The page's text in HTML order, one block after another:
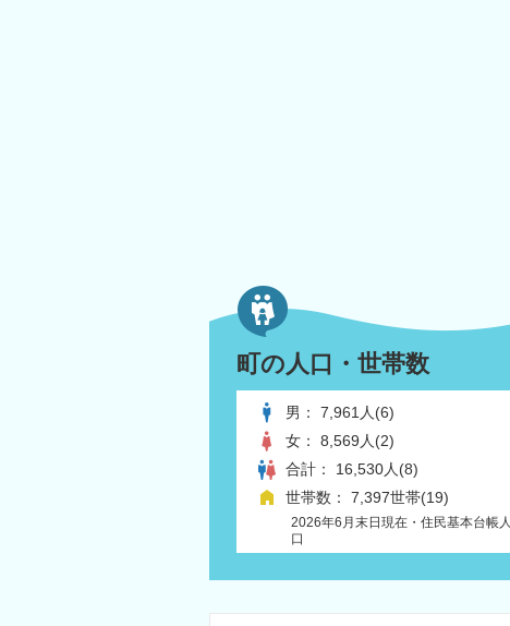
町の人口・世帯数
男： 7,961人(6)
女： 8,569人(2)
合計： 16,530人(8)
世帯数： 7,397世帯(19)
2026年6月末日現在・住民基本台帳人
口